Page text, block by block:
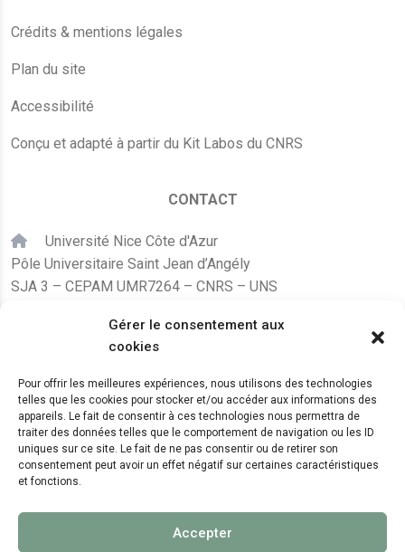
Gérer le consentement aux
cookies
Pour offrir les meilleures expériences, nous utilisons des technologies
telles que les cookies pour stocker et/ou accéder aux informations des
appareils. Le fait de consentir à ces technologies nous permettra de
traiter des données telles que le comportement de navigation ou les ID
uniques sur ce site. Le fait de ne pas consentir ou de retirer son
consentement peut avoir un effet négatif sur certaines caractéristiques
et fonctions.
Accepter
Crédits & mentions légales
Plan du site
Accessibilité
Conçu et adapté à partir du Kit Labos du CNRS
CONTACT
Université Nice Côte d'Azur
Pôle Universitaire Saint Jean d’Angély
SJA 3 – CEPAM UMR7264 – CNRS – UNS
+33 (0)4 89 15 24 08
LE CEPAM EST HÉBERGÉ PAR